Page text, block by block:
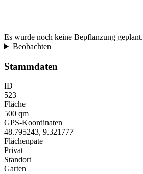
Es wurde noch keine Bepflanzung geplant.
Beobachten
Stammdaten
ID
523
Fläche
500 qm
GPS-Koordinaten
48.795243, 9.321777
Flächenpate
Privat
Standort
Garten